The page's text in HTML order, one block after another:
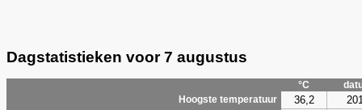
Dagstatistieken voor 7 augustus
°C
Hoogste temperatuur
36,2